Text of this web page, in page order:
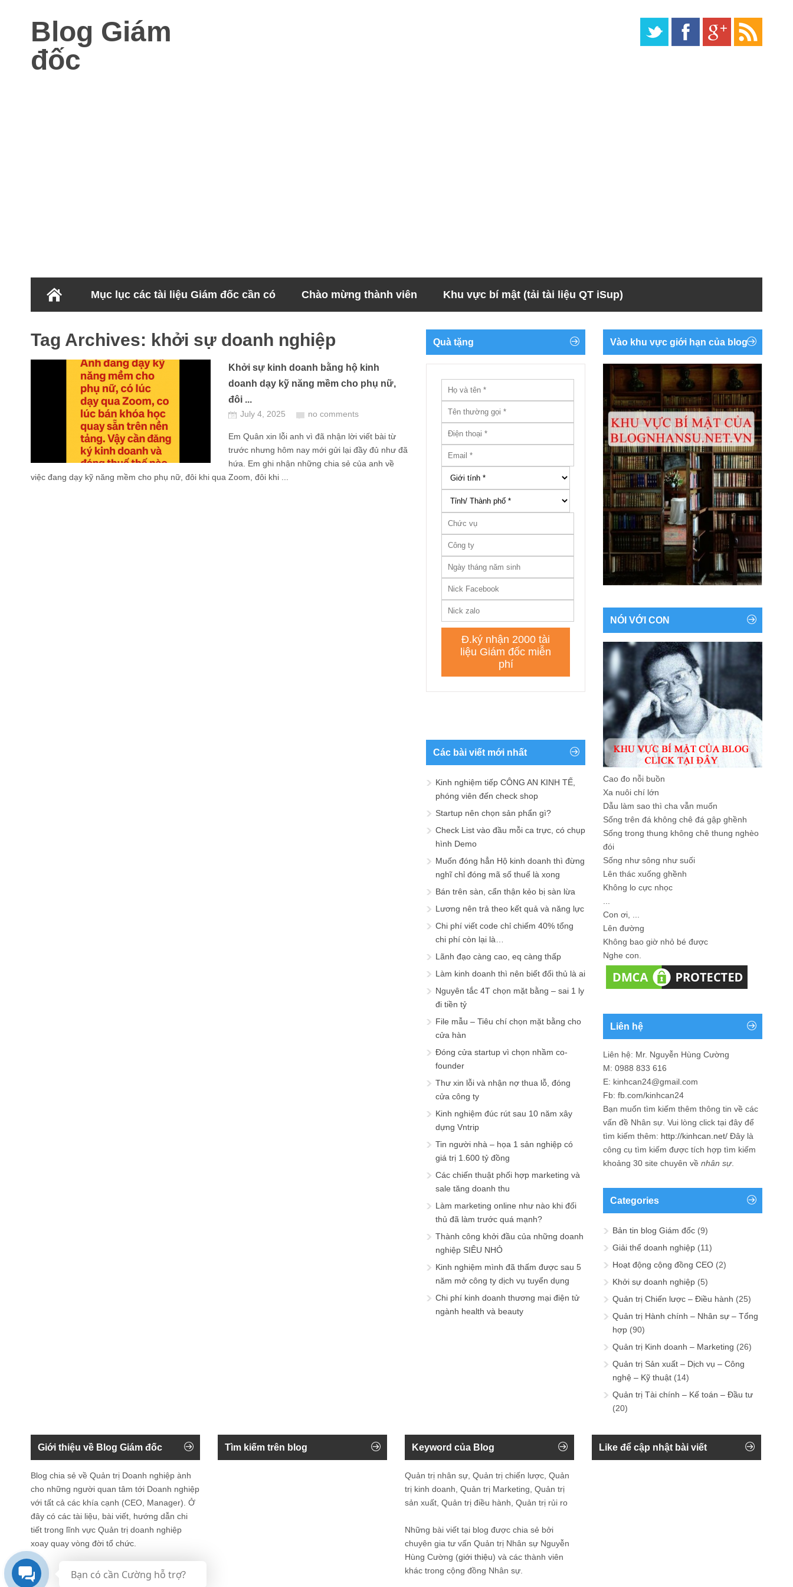
Blog Giám
đốc
Mục lục các tài liệu Giám đốc cần có Chào mừng thành viên Khu vực bí mật (tải tài liệu QT iSup)
Tag Archives: khởi sự doanh nghiệp
Khởi sự kinh doanh bằng hộ kinh
doanh dạy kỹ năng mềm cho phụ nữ,
đôi ...
July 4, 2025 no comments
Em Quân xin lỗi anh vì đã nhận lời viết bài từ
trước nhưng hôm nay mới gửi lại đầy đủ như đã
hứa. Em ghi nhận những chia sẻ của anh về
việc đang dạy kỹ năng mềm cho phụ nữ, đôi khi qua Zoom, đôi khi ...
Quà tặng
Các bài viết mới nhất
Kinh nghiệm tiếp CÔNG AN KINH TẾ,
phóng viên đến check shop
Startup nên chọn sản phẩn gì?
Check List vào đầu mỗi ca trực, có chụp
hình Demo
Muốn đóng hẳn Hộ kinh doanh thì đừng
nghĩ chỉ đóng mã số thuế là xong
Bán trên sàn, cẩn thận kẻo bị sàn lừa
Lương nên trả theo kết quả và năng lực
Chi phí viết code chỉ chiếm 40% tổng
chi phí còn lại là…
Lãnh đạo càng cao, eq càng thấp
Làm kinh doanh thì nên biết đối thủ là ai
Nguyên tắc 4T chọn mặt bằng – sai 1 ly
đi tiền tỷ
File mẫu – Tiêu chí chọn mặt bằng cho
cửa hàn
Đóng cửa startup vì chọn nhầm co-
founder
Thư xin lỗi và nhận nợ thua lỗ, đóng
cửa công ty
Kinh nghiệm đúc rút sau 10 năm xây
dựng Vntrip
Tin người nhà – họa 1 sản nghiệp có
giá trị 1.600 tỷ đồng
Các chiến thuật phối hợp marketing và
sale tăng doanh thu
Làm marketing online như nào khi đối
thủ đã làm trước quá mạnh?
Thành công khởi đầu của những doanh
nghiệp SIÊU NHỎ
Kinh nghiệm mình đã thấm được sau 5
năm mở công ty dịch vụ tuyển dụng
Chi phí kinh doanh thương mại điện tử
ngành health và beauty
Vào khu vực giới hạn của blog
NÓI VỚI CON
Cao đo nỗi buồn
Xa nuôi chí lớn
Dẫu làm sao thì cha vẫn muốn
Sống trên đá không chê đá gập ghềnh
Sống trong thung không chê thung nghèo
đói
Sống như sông như suối
Lên thác xuống ghềnh
Không lo cực nhọc
Con ơi, ...
Lên đường
Không bao giờ nhỏ bé được
Nghe con.
Liên hệ
Liên hệ: Mr. Nguyễn Hùng Cường
M: 0988 833 616
E: kinhcan24@gmail.com
Fb: fb.com/kinhcan24
Bạn muốn tìm kiếm thêm thông tin về các
vấn đề Nhân sự . Vui lòng click tại đây để
tìm kiếm thêm: http://kinhcan.net/ Đây là
công cụ tìm kiếm được tích hợp tìm kiếm
khoảng 30 site chuyên về nhân sự.
Categories
Bản tin blog Giám đốc (9)
Giải thể doanh nghiệp (11)
Hoạt động cộng đồng CEO (2)
Khởi sự doanh nghiệp (5)
Quản trị Chiến lược – Điều hành (25)
Quản trị Hành chính – Nhân sự – Tổng
hợp (90)
Quản trị Kinh doanh – Marketing (26)
Quản trị Sản xuất – Dịch vụ – Công
nghệ – Kỹ thuật (14)
Quản trị Tài chính – Kế toán – Đầu tư
(20)
Giới thiệu về Blog Giám đốc
Blog chia sẻ về Quản trị Doanh nghiệp ành
cho những người quan tâm tới Doanh nghiệp
với tất cả các khía cạnh (CEO, Manager). Ở
đây có các tài liệu, bài viết, hướng dẫn chi
tiết trong lĩnh vực Quản trị doanh nghiệp
xoay quay vòng đời tổ chức.
Tìm kiếm trên blog Keyword của Blog
Quản trị nhân sự, Quản trị chiến lược, Quản
trị kinh doanh, Quản trị Marketing, Quản trị
sản xuất, Quản trị điều hành, Quản trị rủi ro
Những bài viết tại blog được chia sẻ bởi
chuyên gia tư vấn Quản trị Nhân sự Nguyễn
Hùng Cường (giới thiệu) và các thành viên
khác trong cộng đồng Nhân sự.
Like để cập nhật bài viết
Bạn có cần Cường hỗ trợ?